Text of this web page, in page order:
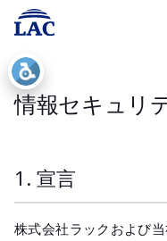
情報セキュリ
1. 宣言
株式会社ラックおよび